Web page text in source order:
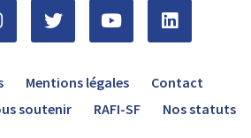
Mentions légales
Contact
soutenir RAFI-SF Nos statuts